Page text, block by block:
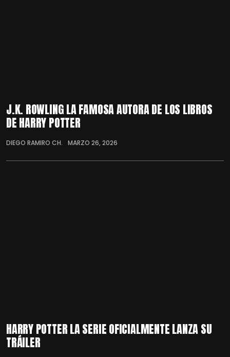
J.K. ROWLING LA FAMOSA AUTORA DE LOS LIBROS
DE HARRY POTTER
DIEGO RAMIRO CH. MARZO 26, 2026
HARRY POTTER LA SERIE OFICIALMENTE LANZA SU
TRÁILER